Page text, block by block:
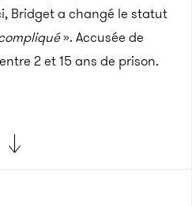
Bridget a changé le statut
». Accusée de
2 et 15 ans de prison.